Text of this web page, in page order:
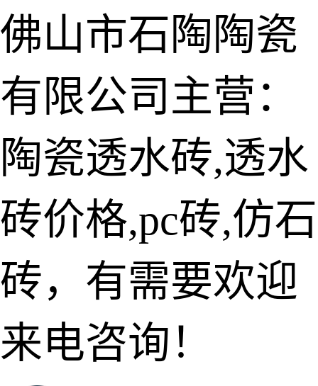
佛山市石陶陶瓷
有限公司主营：
陶瓷透水砖,透水
砖价格,pc砖,仿石
砖，有需要欢迎
来电咨询！
陶瓷透水砖
生态仿石砖
仿石透水砖
承重仿石砖
细面透水砖